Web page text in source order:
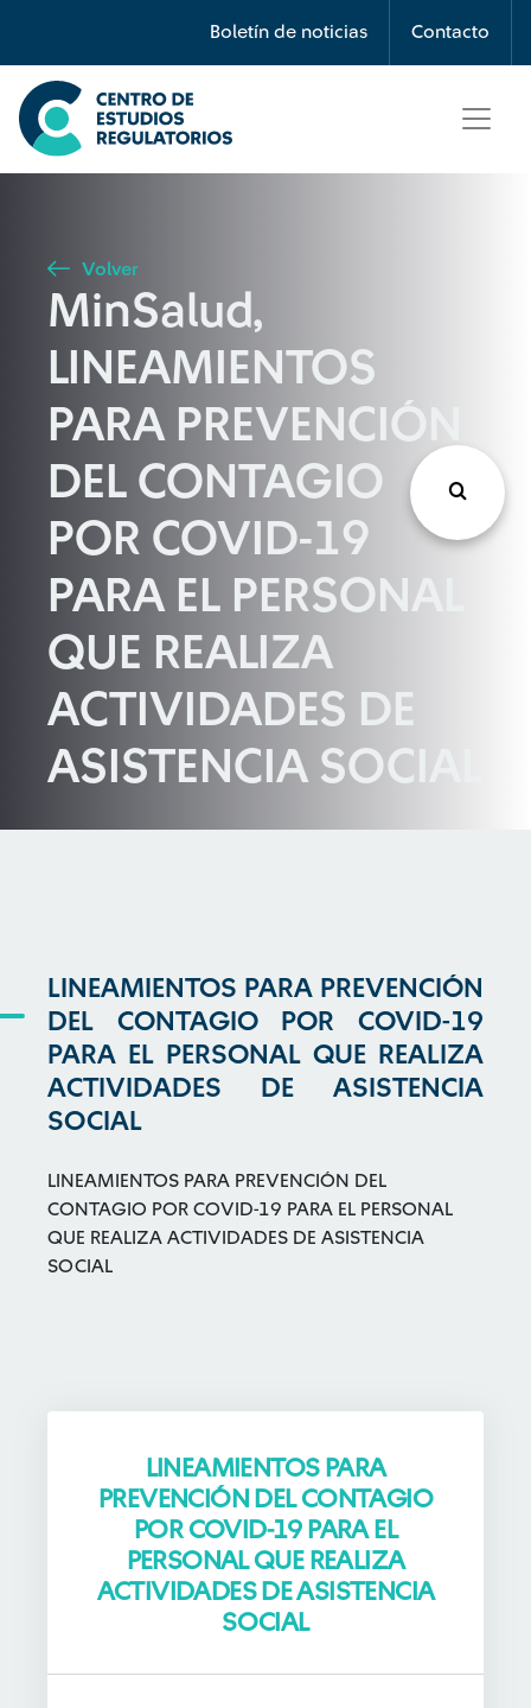
Boletín de noticias Contacto
Búsqueda
Seleccione país
Buscar
Volver
MinSalud,
LINEAMIENTOS
PARA PREVENCIÓN
DEL CONTAGIO
POR COVID-19
PARA EL PERSONAL
QUE REALIZA
ACTIVIDADES DE
ASISTENCIA SOCIAL
LINEAMIENTOS PARA PREVENCIÓN
DEL CONTAGIO POR COVID-19
PARA EL PERSONAL QUE REALIZA
ACTIVIDADES DE ASISTENCIA
SOCIAL
LINEAMIENTOS PARA PREVENCIÓN DEL
CONTAGIO POR COVID-19 PARA EL PERSONAL
QUE REALIZA ACTIVIDADES DE ASISTENCIA
SOCIAL
LINEAMIENTOS PARA
PREVENCIÓN DEL CONTAGIO
POR COVID-19 PARA EL
PERSONAL QUE REALIZA
ACTIVIDADES DE ASISTENCIA
SOCIAL